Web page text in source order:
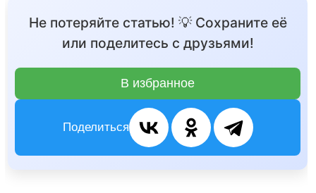
Не потеряйте статью! 💡 Сохраните её
или поделитесь с друзьями!
В избранное
Поделиться